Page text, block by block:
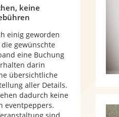
keine
einig geworden
gewünschte
eine Buchung
darin
übersichtliche
aller Details.
dadurch keine
eventpeppers.